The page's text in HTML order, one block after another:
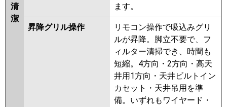
清
潔
ます。
昇降グリル操作
リモコン操作で吸込みグリ
ルが昇降。脚立不要で、フ
ィルター清掃でき、時間も
短縮。4方向・2方向・高天
井用1方向・天井ビルトイン
カセット・天井吊用を準
備。いずれもワイヤード・